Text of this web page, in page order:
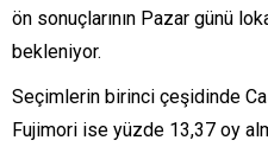
ön sonuçlarının Pazar günü
bekleniyor.
Seçimlerin birinci çeşidinde
Fujimori ise yüzde 13,37 oy